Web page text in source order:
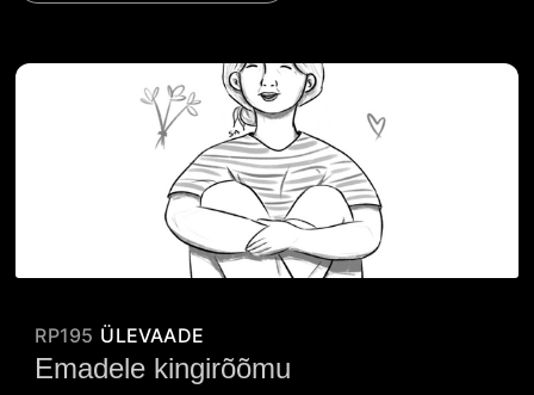
RP195 ÜLEVAADE
Emadele kingirõõmu